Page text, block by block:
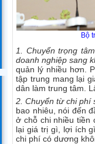
Bộ
1. Chuyển trọng
doanh nghiệp sang
quản lý nhiều hơn.
tập trung mang lại
dân làm trung tâm.
2. Chuyển từ chi phí
bao nhiêu, nói đến
ở chỗ chi nhiều tiền
lại giá trị gì, lợi ích
chi phí có dương